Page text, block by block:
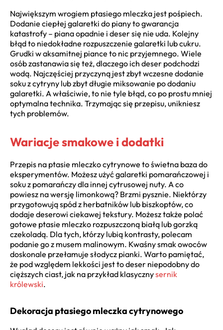
Największym wrogiem ptasiego mleczka jest pośpiech.
Dodanie ciepłej galaretki do piany to gwarancja
katastrofy – piana opadnie i deser się nie uda. Kolejny
błąd to niedokładne rozpuszczenie galaretki lub cukru.
Grudki w aksamitnej piance to nic przyjemnego. Wiele
osób zastanawia się też, dlaczego ich deser podchodzi
wodą. Najczęściej przyczyną jest zbyt wczesne dodanie
soku z cytryny lub zbyt długie miksowanie po dodaniu
galaretki. A właściwie, to nie tyle błąd, co po prostu mniej
optymalna technika. Trzymając się przepisu, unikniesz
tych problemów.
Wariacje smakowe i dodatki
Przepis na ptasie mleczko cytrynowe to świetna baza do
eksperymentów. Możesz użyć galaretki pomarańczowej i
soku z pomarańczy dla innej cytrusowej nuty. A co
powiesz na wersję limonkową? Brzmi pysznie. Niektórzy
przygotowują spód z herbatników lub biszkoptów, co
dodaje deserowi ciekawej tekstury. Możesz także polać
gotowe ptasie mleczko rozpuszczoną białą lub gorzką
czekoladą. Dla tych, którzy lubią kontrasty, polecam
podanie go z musem malinowym. Kwaśny smak owoców
doskonale przełamuje słodycz pianki. Warto pamiętać,
że pod względem lekkości jest to deser niepodobny do
cięższych ciast, jak na przykład klasycznysernik
królewski.
Dekoracja ptasiego mleczka cytrynowego